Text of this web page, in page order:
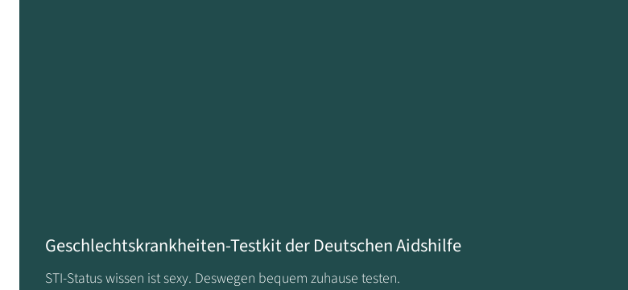
Geschlechtskrankheiten-Testkit der Deutschen Aidshilfe
STI-Status wissen ist sexy. Deswegen bequem zuhause testen.